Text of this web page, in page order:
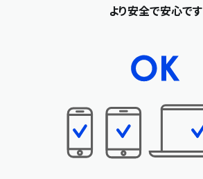
より安全で安心です